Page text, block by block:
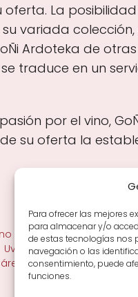
Para ofrecer las mejores
para almacenar y/o
de estas tecnologías nos
navegación o las
consentimiento, puede
funciones.
La
variada
Ardoteka de
traduce en un
por el vino,
su oferta la
en la mesa Tiendas
Uvas y viñedo en Rioja